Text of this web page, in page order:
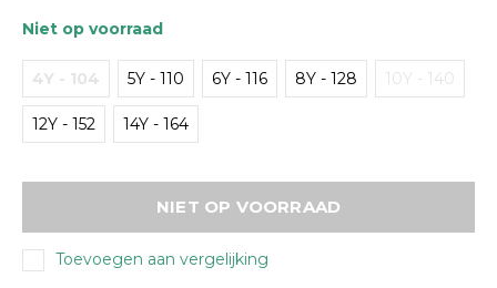
Niet op voorraad
4Y - 104 5Y - 110 6Y - 116 8Y - 128 10Y - 140
12Y - 152 14Y - 164
NIET OP VOORRAAD
Toevoegen aan vergelijking